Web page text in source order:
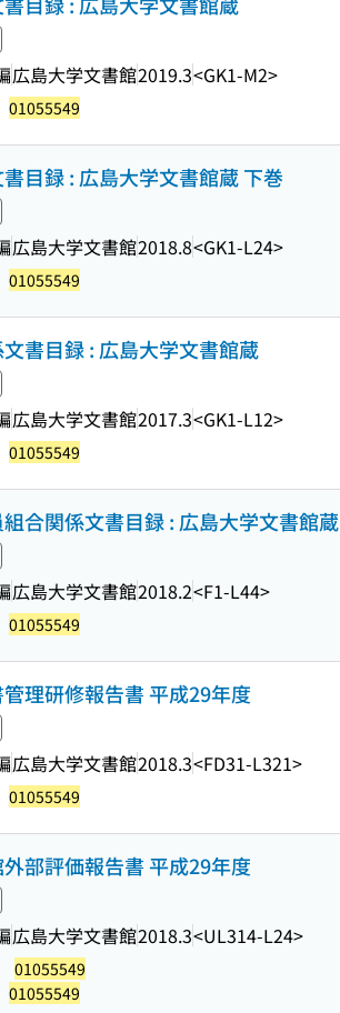
広島大学文書館2019.3<GK1-M2>
01055549
目録 : 広島大学文書館蔵 下巻
広島大学文書館2018.8<GK1-L24>
01055549
書目録 : 広島大学文書館蔵
広島大学文書館2017.3<GK1-L12>
01055549
合関係文書目録 : 広島大学文書館蔵
広島大学文書館2018.2<F1-L44>
01055549
理研修報告書 平成29年度
広島大学文書館2018.3<FD31-L321>
01055549
部評価報告書 平成29年度
広島大学文書館2018.3<UL314-L24>
01055549
01055549